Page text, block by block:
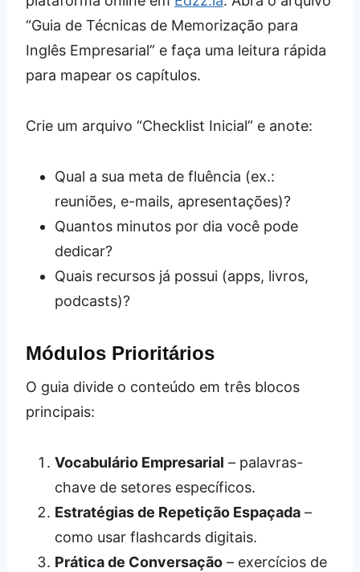
“Guia de Técnicas de Memorização para
Inglês Empresarial” e faça uma leitura rápida
para mapear os capítulos.
Crie um arquivo “Checklist Inicial” e anote:
Qual a sua meta de fluência (ex.:
reuniões, e-mails, apresentações)?
Quantos minutos por dia você pode
dedicar?
Quais recursos já possui (apps, livros,
podcasts)?
Módulos Prioritários
O guia divide o conteúdo em três blocos
principais:
Vocabulário Empresarial – palavras-
chave de setores específicos.
Estratégias de Repetição Espaçada –
como usar flashcards digitais.
Prática de Conversação – exercícios de